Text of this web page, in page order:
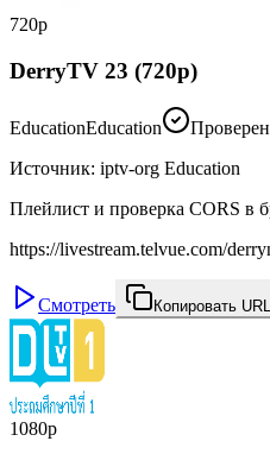
720p
DerryTV 23 (720p)
EducationEducation
Источник: iptv-org Education
Плейлист и проверка CORS в
https://livestream.telvue.com/
Смотреть Копировать URL
1080p